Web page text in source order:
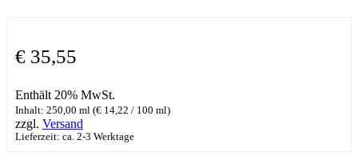
€ 35,55
Enthält 20% MwSt.
Inhalt: 250,00 ml (€ 14,22 / 100 ml)
zzgl. Versand
Lieferzeit: ca. 2-3 Werktage